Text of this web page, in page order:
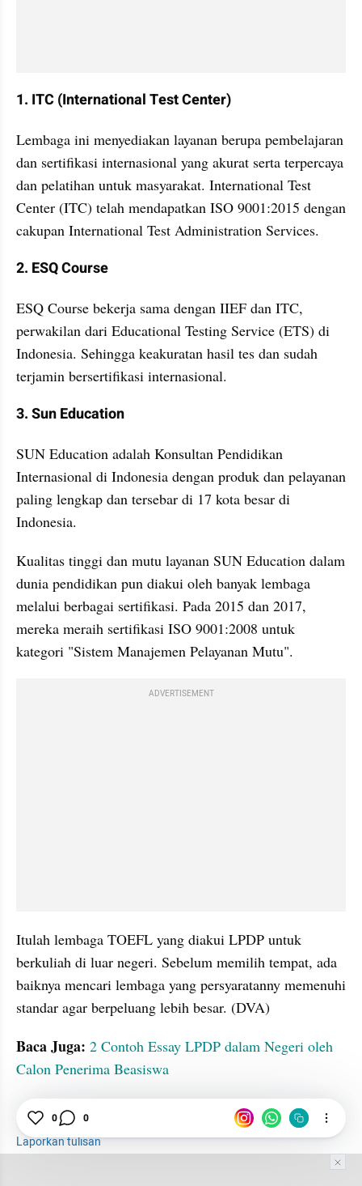
1. ITC (International Test Center)
Lembaga ini menyediakan layanan berupa pembelajaran
dan sertifikasi internasional yang akurat serta terpercaya
dan pelatihan untuk masyarakat. International Test
Center (ITC) telah mendapatkan ISO 9001:2015 dengan
cakupan International Test Administration Services.
2. ESQ Course
ESQ Course bekerja sama dengan IIEF dan ITC,
perwakilan dari Educational Testing Service (ETS) di
Indonesia. Sehingga keakuratan hasil tes dan sudah
terjamin bersertifikasi internasional.
3. Sun Education
SUN Education adalah Konsultan Pendidikan
Internasional di Indonesia dengan produk dan pelayanan
paling lengkap dan tersebar di 17 kota besar di
Indonesia.
Kualitas tinggi dan mutu layanan SUN Education dalam
dunia pendidikan pun diakui oleh banyak lembaga
melalui berbagai sertifikasi. Pada 2015 dan 2017,
mereka meraih sertifikasi ISO 9001:2008 untuk
kategori "Sistem Manajemen Pelayanan Mutu".
ADVERTISEMENT
Itulah lembaga TOEFL yang diakui LPDP untuk
berkuliah di luar negeri. Sebelum memilih tempat, ada
baiknya mencari lembaga yang persyaratanny memenuhi
standar agar berpeluang lebih besar. (DVA)
Baca Juga: 2 Contoh Essay LPDP dalam Negeri oleh
Calon Penerima Beasiswa
TOEFL
Laporkan tulisan
0 0